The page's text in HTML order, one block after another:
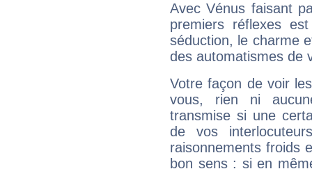
Avec Vénus faisant
premiers réflexes
séduction, le charme
des automatismes de
Votre façon de voir
vous, rien ni
transmise si une
de vos
raisonnements froids
bon sens : si en